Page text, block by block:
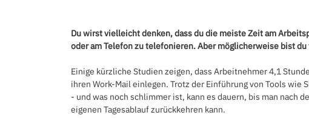
Du wirst vielleicht denken, dass du die meiste Zeit am
oder am Telefon zu telefonieren. Aber möglicherweise bist
Einige kürzliche Studien zeigen, dass Arbeitnehmer 4,1
ihren Work-Mail einlegen. Trotz der Einführung von Tools
- und was noch schlimmer ist, kann es dauern, bis man nach
eigenen Tagesablauf zurückkehren kann.